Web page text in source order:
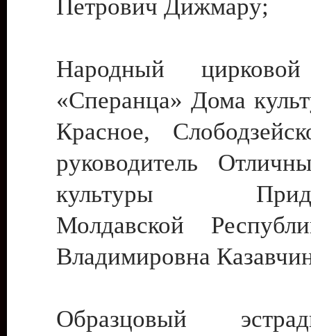
Петрович Дижмару;
Народный цирковой
«Сперанца» Дома
Красное,
руководитель
культуры
Молдавской
Владимировна
Образцовый